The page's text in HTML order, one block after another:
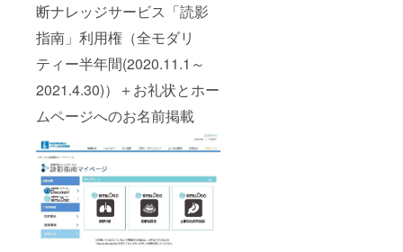
断ナレッジサービス「読影
指南」利用権（全モダリ
ティー半年間(2020.11.1～
2021.4.30)）＋お礼状とホー
ムページへのお名前掲載